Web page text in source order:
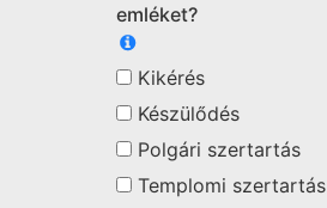
emléket?
Kikérés
Készülődés
Polgári szertartás
Templomi szertartás